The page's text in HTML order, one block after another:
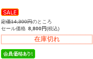
定価14,300円のところ
セール価格 8,800円(税込)
在庫切れ